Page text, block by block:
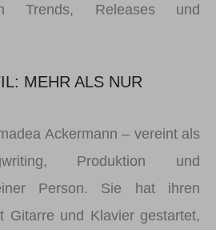
Trends, Releases und
MEHR ALS NUR
Ackermann – vereint als
Produktion und
Person. Sie hat ihren
Gitarre und Klavier gestartet,